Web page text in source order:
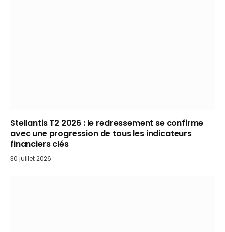
Stellantis T2 2026 : le redressement se confirme
avec une progression de tous les indicateurs
financiers clés
30 juillet 2026